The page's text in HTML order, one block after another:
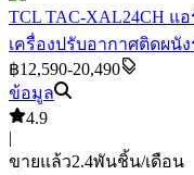
TCL TAC-XAL24CH แ
เครื่องปรับอากาศติดผนั
฿12,590-20,490
ข้อมูล
4.9
|
ขายแล้ว2.4พันชิ้น/เดือน